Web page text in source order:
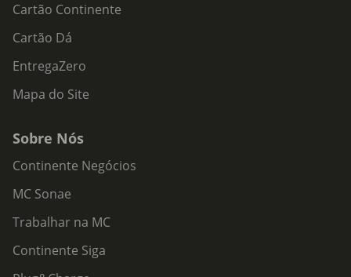
Cartão Continente
Cartão Dá
EntregaZero
Mapa do Site
Sobre Nós
Continente Negócios
MC Sonae
Trabalhar na MC
Continente Siga